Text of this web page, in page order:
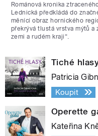
Románová kronika
Lednická předkládá do
měnící obraz hornického
překrývá tlustá vrstva mýtů a
zemi a rudém kraji“.
Tiché
Patricia
Koupit
Operette
Kateřina